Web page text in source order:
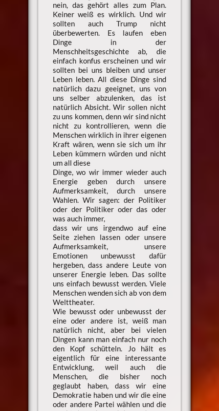
nein, das gehört alles zum Plan.
Keiner weiß es wirklich. Und wir
sollten auch Trump nicht
überbewerten. Es laufen eben
Dinge in der
Menschheitsgeschichte ab, die
einfach konfus erscheinen und wir
sollten bei uns bleiben und unser
Leben leben. All diese Dinge sind
natürlich dazu geeignet, uns von
uns selber abzulenken, das ist
natürlich Absicht. Wir sollen nicht
zu uns kommen, denn wir sind nicht
nicht zu kontrollieren, wenn die
Menschen wirklich in ihrer eigenen
Kraft wären, wenn sie sich um ihr
Leben kümmern würden und nicht
um all diese
Dinge, wo wir immer wieder auch
Energie geben durch unsere
Aufmerksamkeit, durch unsere
Wahlen. Wir sagen: der Politiker
oder der Politiker oder das oder
was auch immer,
dass wir uns irgendwo auf eine
Seite ziehen lassen oder unsere
Aufmerksamkeit, unsere
Emotionen unbewusst dafür
hergeben, dass andere Leute von
unserer Energie leben. Das sollte
uns einfach bewusst werden. Viele
Menschen wenden sich ab von dem
Welttheater.
Wie bewusst oder unbewusst der
eine oder andere ist, weiß man
natürlich nicht, aber bei vielen
Dingen kann man einfach nur noch
den Kopf schütteln. Jo hält es
eigentlich für eine interessante
Entwicklung, weil auch die
Menschen, die bisher noch
geglaubt haben, dass wir eine
Demokratie haben und wir die eine
oder andere Partei wählen und die